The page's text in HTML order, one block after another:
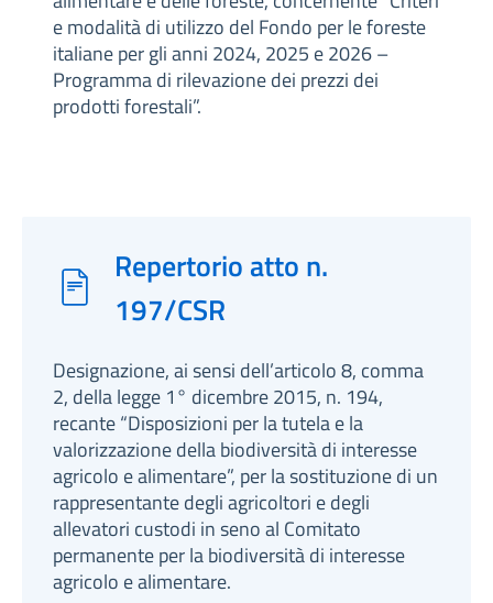
e modalità di utilizzo del Fondo per le foreste
italiane per gli anni 2024, 2025 e 2026 –
Programma di rilevazione dei prezzi dei
prodotti forestali”.
Repertorio atto n.
197/CSR
Designazione, ai sensi dell’articolo 8, comma
2, della legge 1° dicembre 2015, n. 194,
recante “Disposizioni per la tutela e la
valorizzazione della biodiversità di interesse
agricolo e alimentare”, per la sostituzione di un
rappresentante degli agricoltori e degli
allevatori custodi in seno al Comitato
permanente per la biodiversità di interesse
agricolo e alimentare.